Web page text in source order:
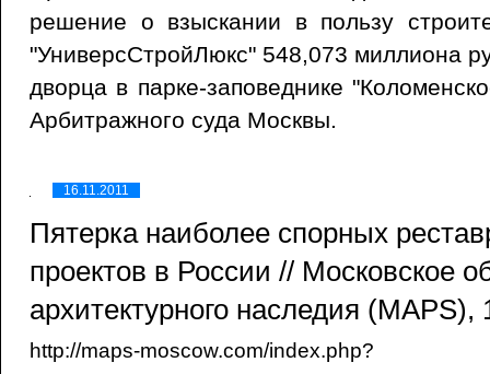
решение о взыскании в пользу
"УниверсСтройЛюкс" 548,073 миллиона
дворца в парке-заповеднике
Арбитражного суда Москвы.
16.11.2011
Пятерка наиболее спорных
проектов в России // Московское
архитектурного наследия (MAPS),
http://maps-moscow.com/index.php?